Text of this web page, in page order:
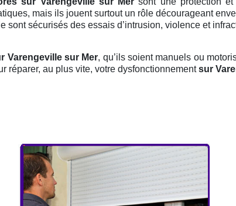
mais ils jouent surtout un rôle décourageant
sécurisés des essais d’intrusion, violence et
Varengeville sur Mer, qu’ils soient manuels ou
réparer, au plus vite, votre dysfonctionnementsur